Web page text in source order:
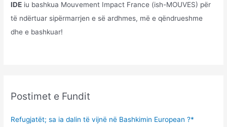
IDE iu bashkua Mouvement Impact France (ish-MOUVES) për
të ndërtuar sipërmarrjen e së ardhmes, më e qëndrueshme
dhe e bashkuar!
Postimet e Fundit
Refugjatët; sa ia dalin të vijnë në Bashkimin European ?*